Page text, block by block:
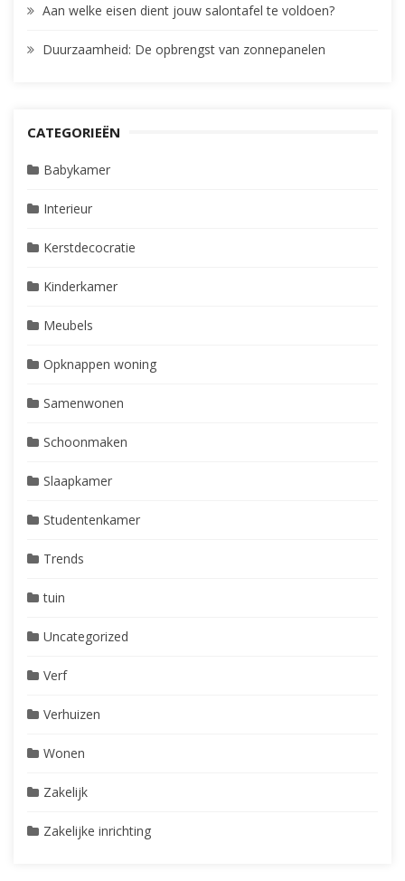
Aan welke eisen dient jouw salontafel te voldoen?
Duurzaamheid: De opbrengst van zonnepanelen
CATEGORIEËN
Babykamer
Interieur
Kerstdecocratie
Kinderkamer
Meubels
Opknappen woning
Samenwonen
Schoonmaken
Slaapkamer
Studentenkamer
Trends
tuin
Uncategorized
Verf
Verhuizen
Wonen
Zakelijk
Zakelijke inrichting